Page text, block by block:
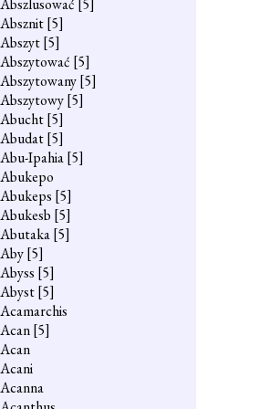
Abszlusować [5]
Absznit[5]
Abszyt[5]
Abszytować [5]
Abszytowany[5]
Abszytowy[5]
Abucht[5]
Abudat[5]
Abu-Ipahia[5]
Abukepo
Abukeps [5]
Abukesb [5]
Abutaka[5]
Aby[5]
Abyss [5]
Abyst[5]
Acamarchis
Acan[5]
Acan
Acani
Acanna